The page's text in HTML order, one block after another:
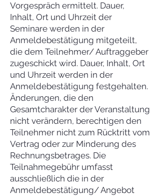
Vorgespräch ermittelt. Dauer,
Inhalt, Ort und Uhrzeit der
Seminare werden in der
Anmeldebestätigung mitgeteilt,
die dem Teilnehmer/ Auftraggeber
zugeschickt wird. Dauer, Inhalt, Ort
und Uhrzeit werden in der
Anmeldebestätigung festgehalten.
Änderungen, die den
Gesamtcharakter der Veranstaltung
nicht verändern, berechtigen den
Teilnehmer nicht zum Rücktritt vom
Vertrag oder zur Minderung des
Rechnungsbetrages. Die
Teilnahmegebühr umfasst
ausschließlich die in der
Anmeldebestätigung/ Angebot